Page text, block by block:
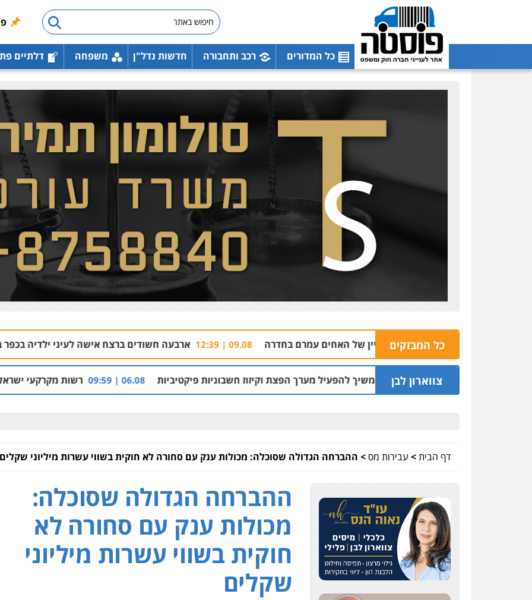
כל המדורים רכב ותחבורה חדשות נדל"ן משפחה דלתיים
כל המבזקים
בית עסק לחומרי בניין של האחים עמרם בחדרה 09.08 | 12:39 ארבעה חשודים ברצח אישה לעיני ילדיה בכפר בענה 09.08 | 09:05
צווארון לבן
שכר סוויטה במלון והמשיך להפעיל מערך הפצת וקיזוז חשבוניות פיקטיביות 06.08 | 09:59 רשות מקרקעי ישראל הרסה בנייה
דף הבית> עבירות מס> ההברחה הגדולה שסוכלה: מכולות ענק עם סחורה לא חוקית בשווי עשרות מיליוני שקלים
ההברחה הגדולה שסוכלה:
מכולות ענק עם סחורה לא
חוקית בשווי עשרות מיליוני
שקלים